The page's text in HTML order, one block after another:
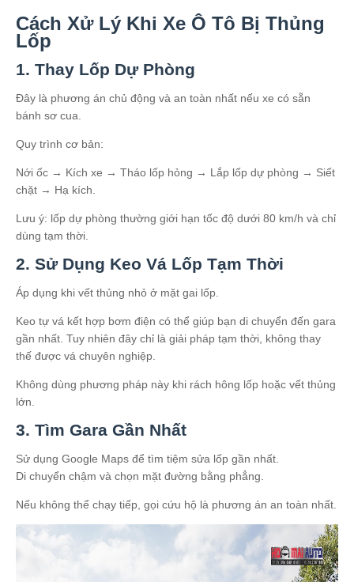
Cách Xử Lý Khi Xe Ô Tô Bị Thủng
Lốp
1. Thay Lốp Dự Phòng
Đây là phương án chủ động và an toàn nhất nếu xe có sẵn
bánh sơ cua.
Quy trình cơ bản:
Nới ốc → Kích xe → Tháo lốp hỏng → Lắp lốp dự phòng → Siết
chặt → Hạ kích.
Lưu ý: lốp dự phòng thường giới hạn tốc độ dưới 80 km/h và chỉ
dùng tạm thời.
2. Sử Dụng Keo Vá Lốp Tạm Thời
Áp dụng khi vết thủng nhỏ ở mặt gai lốp.
Keo tự vá kết hợp bơm điện có thể giúp bạn di chuyển đến gara
gần nhất. Tuy nhiên đây chỉ là giải pháp tạm thời, không thay
thế được vá chuyên nghiệp.
Không dùng phương pháp này khi rách hông lốp hoặc vết thủng
lớn.
3. Tìm Gara Gần Nhất
Sử dụng Google Maps để tìm tiệm sửa lốp gần nhất.
Di chuyển chậm và chọn mặt đường bằng phẳng.
Nếu không thể chạy tiếp, gọi cứu hộ là phương án an toàn nhất.